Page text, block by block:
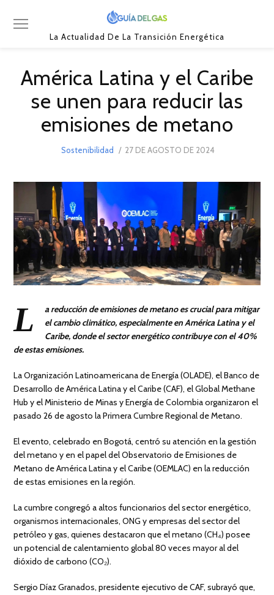
La Actualidad De La Transición Energética
América Latina y el Caribe
se unen para reducir las
emisiones de metano
Sostenibilidad
POSTED
27 DE AGOSTO DE 2024
L
a reducción de emisiones de metano es crucial para mitigar
el cambio climático, especialmente en América Latina y el
Caribe, donde el sector energético contribuye con el 40%
de estas emisiones.
La Organización Latinoamericana de Energía (OLADE), el Banco de
Desarrollo de América Latina y el Caribe (CAF), el Global Methane
Hub y el Ministerio de Minas y Energía de Colombia organizaron el
pasado 26 de agosto la Primera Cumbre Regional de Metano.
El evento, celebrado en Bogotá, centró su atención en la gestión
del metano y en el papel del Observatorio de Emisiones de
Metano de América Latina y el Caribe (OEMLAC) en la reducción
de estas emisiones en la región.
La cumbre congregó a altos funcionarios del sector energético,
organismos internacionales, ONG y empresas del sector del
petróleo y gas, quienes destacaron que el metano (CH₄) posee
un potencial de calentamiento global 80 veces mayor al del
dióxido de carbono (CO₂).
Sergio Díaz Granados, presidente ejecutivo de CAF, subrayó que,